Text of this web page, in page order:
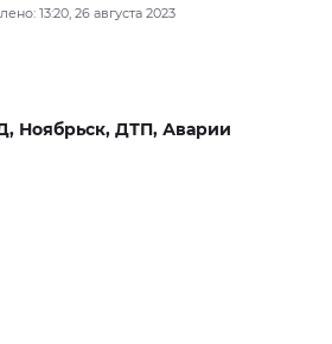
13:20, 26 августа 2023
Ноябрьск, ДТП, Аварии